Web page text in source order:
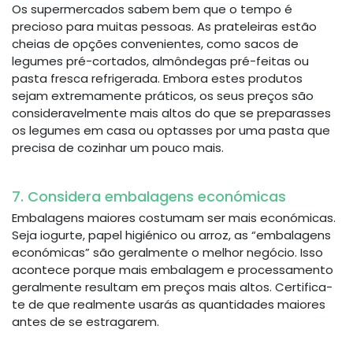
Os supermercados sabem bem que o tempo é
precioso para muitas pessoas. As prateleiras estão
cheias de opções convenientes, como sacos de
legumes pré-cortados, almôndegas pré-feitas ou
pasta fresca refrigerada. Embora estes produtos
sejam extremamente práticos, os seus preços são
consideravelmente mais altos do que se preparasses
os legumes em casa ou optasses por uma pasta que
precisa de cozinhar um pouco mais.
7. Considera embalagens económicas
Embalagens maiores costumam ser mais económicas.
Seja iogurte, papel higiénico ou arroz, as “embalagens
económicas” são geralmente o melhor negócio. Isso
acontece porque mais embalagem e processamento
geralmente resultam em preços mais altos. Certifica-
te de que realmente usarás as quantidades maiores
antes de se estragarem.